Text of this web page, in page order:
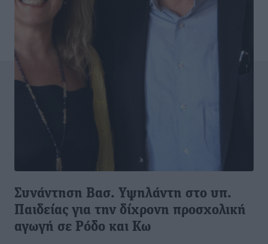
Συνάντηση Βασ. Υψηλάντη στο υπ.
Παιδείας για την δίχρονη προσχολική
αγωγή σε Ρόδο και Κω